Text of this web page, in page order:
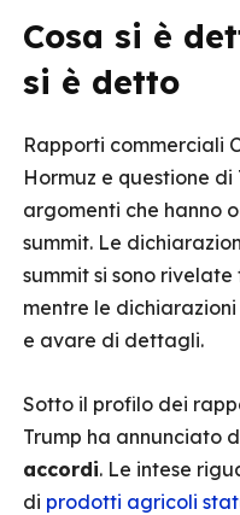
Cosa si è
si è detto
Rapporti commerciali
Hormuz e questione di
argomenti che hanno
summit. Le
summit si sono
mentre le
e avare di dettagli.
Sotto il profilo dei
Trump ha annunciato
accordi. Le intese
di prodotti agricoli